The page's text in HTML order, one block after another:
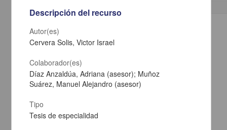
Descripción del recurso
Autor(es)
Cervera Solis, Victor Israel
Colaborador(es)
Díaz Anzaldúa, Adriana (asesor); Muñoz
Suárez, Manuel Alejandro (asesor)
Tipo
Tesis de especialidad